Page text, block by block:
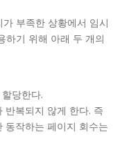
부족한 상황에서 임시
하기 위해 아래 두 개의
당한다.
반복되지 않게 한다. 즉
동작하는 페이지 회수는